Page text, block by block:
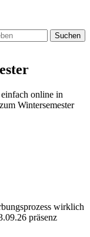
Suchen
online in
Wintersemester
wirklich
präsenz